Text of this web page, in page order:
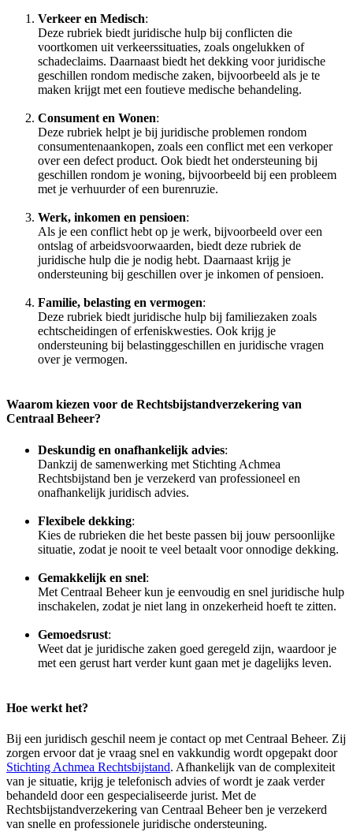
Verkeer en Medisch:
Deze rubriek biedt juridische hulp bij conflicten die
voortkomen uit verkeerssituaties, zoals ongelukken of
schadeclaims. Daarnaast biedt het dekking voor juridische
geschillen rondom medische zaken, bijvoorbeeld als je te
maken krijgt met een foutieve medische behandeling.
Consument en Wonen:
Deze rubriek helpt je bij juridische problemen rondom
consumentenaankopen, zoals een conflict met een verkoper
over een defect product. Ook biedt het ondersteuning bij
geschillen rondom je woning, bijvoorbeeld bij een probleem
met je verhuurder of een burenruzie.
Werk, inkomen en pensioen:
Als je een conflict hebt op je werk, bijvoorbeeld over een
ontslag of arbeidsvoorwaarden, biedt deze rubriek de
juridische hulp die je nodig hebt. Daarnaast krijg je
ondersteuning bij geschillen over je inkomen of pensioen.
Familie, belasting en vermogen:
Deze rubriek biedt juridische hulp bij familiezaken zoals
echtscheidingen of erfeniskwesties. Ook krijg je
ondersteuning bij belastinggeschillen en juridische vragen
over je vermogen.
Waarom kiezen voor de Rechtsbijstandverzekering van
Centraal Beheer?
Deskundig en onafhankelijk advies:
Dankzij de samenwerking met Stichting Achmea
Rechtsbijstand ben je verzekerd van professioneel en
onafhankelijk juridisch advies.
Flexibele dekking:
Kies de rubrieken die het beste passen bij jouw persoonlijke
situatie, zodat je nooit te veel betaalt voor onnodige dekking.
Gemakkelijk en snel:
Met Centraal Beheer kun je eenvoudig en snel juridische hulp
inschakelen, zodat je niet lang in onzekerheid hoeft te zitten.
Gemoedsrust:
Weet dat je juridische zaken goed geregeld zijn, waardoor je
met een gerust hart verder kunt gaan met je dagelijks leven.
Hoe werkt het?
Bij een juridisch geschil neem je contact op met Centraal Beheer. Zij
zorgen ervoor dat je vraag snel en vakkundig wordt opgepakt door
Stichting Achmea Rechtsbijstand. Afhankelijk van de complexiteit
van je situatie, krijg je telefonisch advies of wordt je zaak verder
behandeld door een gespecialiseerde jurist. Met de
Rechtsbijstandverzekering van Centraal Beheer ben je verzekerd
van snelle en professionele juridische ondersteuning.